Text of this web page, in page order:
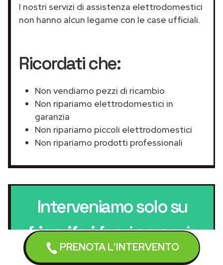
PRENOTA L'INTERVENTO
I nostri servizi di assistenza elettrodomestici
non hanno alcun legame con le case ufficiali.
Ricordati che:
Non vendiamo pezzi di ricambio
Non ripariamo elettrodomestici in
garanzia
Non ripariamo piccoli elettrodomestici
Non ripariamo prodotti professionali
Interveniamo solo su
frigoriferifuori garanzia